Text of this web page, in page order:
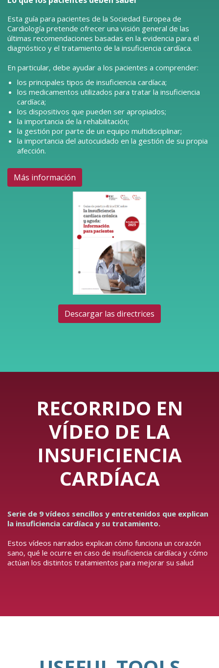
Esta guía para pacientes de la Sociedad Europea de
Cardiología pretende ofrecer una visión general de las
últimas recomendaciones basadas en la evidencia para el
diagnóstico y el tratamiento de la insuficiencia cardíaca.
En particular, debe ayudar a los pacientes a comprender:
los principales tipos de insuficiencia cardíaca;
los medicamentos utilizados para tratar la insuficiencia
cardíaca;
los dispositivos que pueden ser apropiados;
la importancia de la rehabilitación;
la gestión por parte de un equipo multidisciplinar;
la importancia del autocuidado en la gestión de su propia
afección.
Más información
Descargar las directrices
RECORRIDO EN
VÍDEO DE LA
INSUFICIENCIA
CARDÍACA
Serie de 9 vídeos sencillos y entretenidos que explican
la insuficiencia cardíaca y su tratamiento.
Estos vídeos narrados explican cómo funciona un corazón
sano, qué le ocurre en caso de insuficiencia cardíaca y cómo
actúan los distintos tratamientos para mejorar su salud